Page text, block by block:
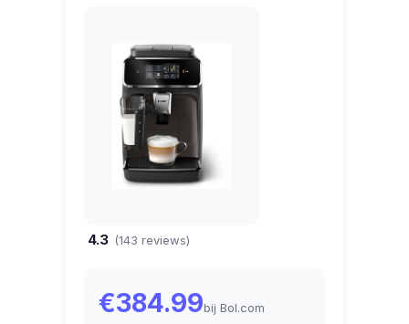
4.3 (143 reviews)
€384.99bij Bol.com